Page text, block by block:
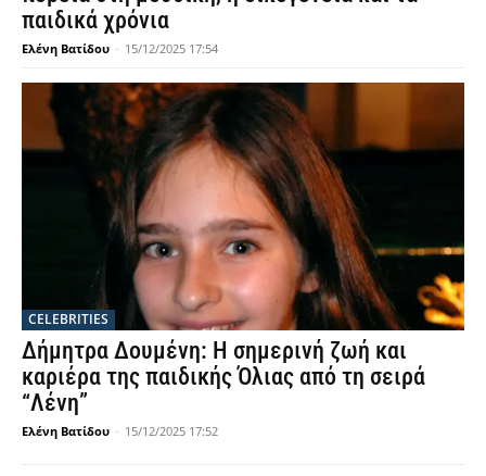
παιδικά χρόνια
Ελένη Βατίδου - 15/12/2025 17:54
CELEBRITIES
Δήμητρα Δουμένη: Η σημερινή ζωή και
καριέρα της παιδικής Όλιας από τη σειρά
“Λένη”
Ελένη Βατίδου - 15/12/2025 17:52